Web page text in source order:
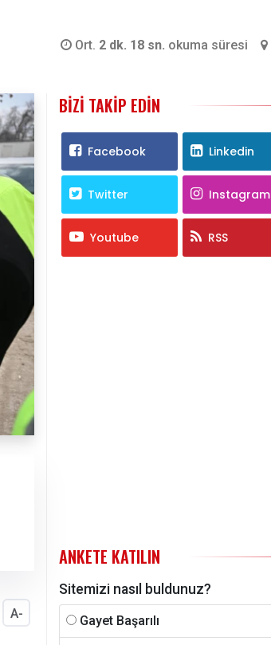
Ort. 2 dk. 18 sn. okuma süresi
A-
BIZI TAKIP EDIN
Facebook Linkedin
Twitter Instagram
Youtube RSS
ANKETE KATILIN
Sitemizi nasıl buldunuz?
Gayet Başarılı